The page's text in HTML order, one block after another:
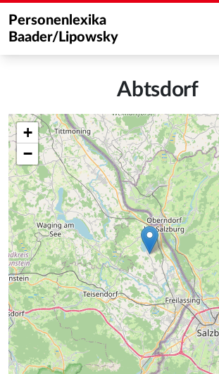
Personenlexika
Baader/Lipowsky
Abtsdorf
+
−